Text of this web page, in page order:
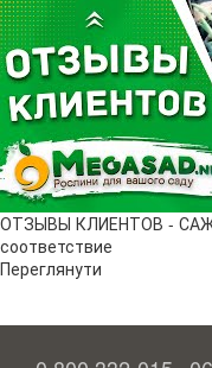
ОТЗЫВЫ КЛИЕНТОВ -
соответствие
Переглянути